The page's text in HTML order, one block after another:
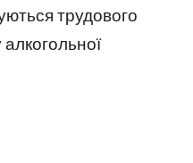
трудового
алкогольної